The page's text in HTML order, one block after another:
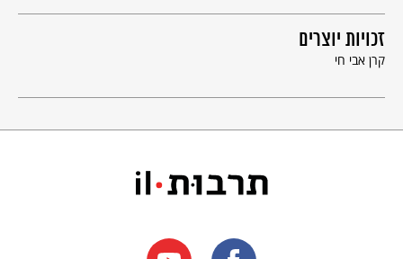
(דברים טז 1), שהוא גם חודש הפריחה והלבלוב, ובו מתחיל קציר
התבואה הראשון – קציר העומר. הצירוף "חג האביב" אינו מופיע בתורה
והוא התחדש בעת החדשה. "חֹדֶשׁ הָאָבִיב" מופיע בתורה כתיאור זמן
את הקשר שבין יציאת מצרים ובין חודש האביב, שהוא – ורק הוא – כשר
בחר ה' להוציא את עם ישראל ממצרים דווקא בחודש זה, "לא בתמוז –
זכויות יוצרים
קרן אבי חי